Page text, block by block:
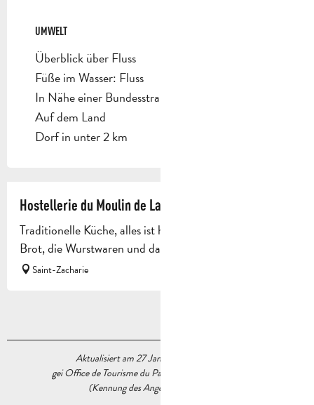
UMWELT
UMWELT
Überblick über Fluss
Füße im Wasser: Fluss
In Nähe einer Bundesstraße (RN)
Auf dem Land
Dorf in unter 2 km
Hostellerie du Moulin de La Sambuc
Traditionelle Küche, alles ist hausgemacht, sogar das
Brot, die Wurstwaren und das Feingebäck!
Saint-Zacharie
Aktualisiert am 27 Januar 2026 Um 14:42
gei Office de Tourisme du Pays d’Aubagne et de l’Étoile
(Kennung des Angebots :